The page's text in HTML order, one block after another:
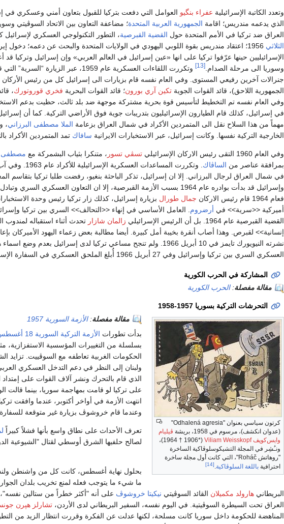
وتعدد الكاتبة الإسرائيلية عفراء بنگيو العوامل التي دفعت بتركيا للقبول بتعاون أمني وعسكري
الذي يدعمه مندريس؛ اقامة الجمهورية العربية المتحدة؛ مضاعفة التعاون بين الاتحاد السوڤيتي
العراق ضد تركيا في الأمم المتحدة حول القضية القبرصية، التطور التكنولوجي العسكري لإسرائيل
الثلاثي
1956؛ اعتقاد مندريس بقوة اللوبي اليهودي في الولايات المتحدة والبحث عن دعمه؛
وسوريا الى مرحلة الصدام.[13] وتكررت اللقاءات العسكرية عام 1959، عبر الزيارة “السرية” التي قام بها رئيس الاركان الإسرائيلي
جنرالات آخرين رفيعي المستوى. وفي العام نفسه قام بزيارات الى إسرائيل كل من رئيس الأركان
الجمهورية اللاحق)، قائد القوات الجوية تكين آري بورون؛ قائد القوات البحرية فخري قوروتورك،
وفي العام نفسه تم التخطيط لتأسيس قوة بحرية مشتركة موجهة ضد بلد ثالث، حظيت بدعم
في إسرائيل، كذلك قام الطيارون الإسرائيليون بتدريبات جوية فوق الأراضي التركية. كما أن
مهماً من هذا السلاح نقل الى المتمردين الأكراد في شمال العراق بزعامة الملا مصطفى البرزاني،
الخارجية التركية نفسها. وكانت إسرائيل، عبر الاستخبارات الايرانية سافاك تمد المتمردين الأكراد
وفي العام 1960 التقى رئيس الاركان الإسرائيلي تسڤي تسور ، متنكرا بثياب البشمركة مع مصطفى
بمرافقة عناصر من الساڤاك
في شمال العراق لرجال البرزاني. إلا ان إسرائيل، تذكر الباحثة بنغيو، رفضت طلبا تركيا بتقاسم
فعام 1964 قام رئيس الاركان
جمال طورال بزيارة إسرائيل، كذلك زار تركيا رئيس وحدة
أميركية <<سرية>> في أرضروم. العامل الأساسي في إنهاء <<التحالف>> السري بين تركيا
القضية القبرصية عام 1964. بل أن الرئيس الإسرائيلي
زالمان شازار تحدث أثناء استقباله لمندوب
إنسانية>> لقبرص. وهذا أصاب أنقرة بخيبة أمل كبيرة. أيضا مطالبة بعض زعماء اليهود الأميركان
نشرته النيويورك تايمز في 10 أبريل 1966. ولم تنجح مساعي تركيا لدى
العسكري السري بين تركيا وإسرائيل وفي 27 أبريل 1966 أُبلغ الملحق العسكري في السفارة الإسرائيلية بأنقرة بالإنهاء الرسمي لهذا التعاون.
المشاركة في الحرب الكورية
مقالة مفصلة:الحرب الكورية
التحرشات التركية بسوريا 1957-1958
كرتون سياسي بعنوان "Odhalená agresia"
(عدوان انكشف)، مرسوم في 1958، بريشة
ڤيليام
وايس‌كوپف Viliam Weisskopf
‏(*1906 † 1964)،
ونـُشِر في المجلة التشيكوسلوڤاكية الساخرة
"روهاتش Roháč"، التي كانت أول مجلة ساخرة
احترافية باللغة السلوڤاكية.
[14]
مقالة مفصلة:الأزمة السورية 1957
بدأت تطورات الأزمة التركية السورية 18 أغسطس
بسلسلة من التغييرات المؤسسية الاستفزازية،
الحكومات الغربية تعاطفه مع السوڤييت. تزايد
ولبنان إلى النظر في دعم التدخل العسكري
الذي قام بالتحرك ونشر آلاف القوات على إمتداد
على تركيا لو قامت بمهاجمة سوريا، بينما قالت
انتهت الأزمة في أواخر أكتوبر، عندما وافقت
وعندما قام خروشوڤ بزيارة غير متوقعة
تعرف الأحداث على نطاق واسع بأنها فشلاً كبيراً
لصالح حلفيها الشرق أوسطي لقتال "الشيوعية
بحلول نهاية أغسطس، كانت كل من واشنطن
البريطاني هارولد مكميلان القائد السوڤيتي نيكيتا خروشوڤ على أنه "أكثر خطراً من ستالين نفسه"،
العراق تحت السيطرة السوڤيتية. في اليوم نفسه، السفير البريطاني لدى الأردن، تشارلز هپرن
المناهضة للحكومة داخل سوريا كانت مسلحة، لكنها عدلت عن الفكرة وقررت انتظار الزيد من